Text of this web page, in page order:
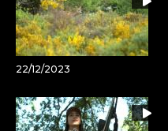
22/12/2023